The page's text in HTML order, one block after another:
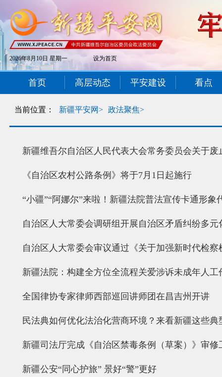
2026年8月10日 星期一 设为首页
首页 高层动态 平安建设 看点
当前位置： 新疆平安网> 政法聚焦>
新疆维吾尔自治区人民代表大会常务委员会关于
《自治区农村公路条例》将于7月1日起施行
“小疆”“阿娜尔”来啦！新疆法院普法宣传卡通形象
自治区人大常委会调研组开展自治区矛盾纠纷多
自治区人大常委会审议通过《关于加强新时代检
新疆法院：构建全方位全流程关爱涉诉未成年人工
全国律协专家律师西部巡回讲师团在昌吉州开讲
民法典如何优化法治化营商环境？来看新疆这些典
新疆司法厅完成《自治区禁毒条例（草案）》审修
新疆公安“同心护旅” 景好“警”更好